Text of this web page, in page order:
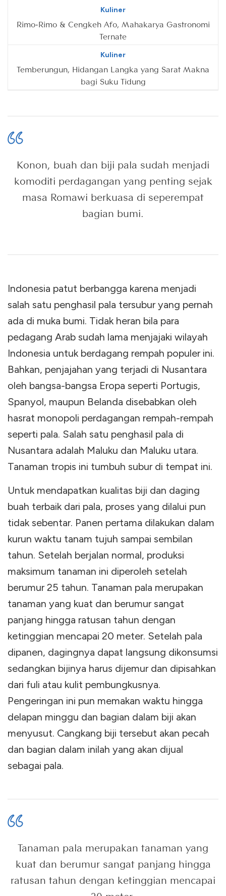
Kuliner
Rimo-Rimo & Cengkeh Afo, Mahakarya Gastronomi
Ternate
Kuliner
Temberungun, Hidangan Langka yang Sarat Makna
bagi Suku Tidung
Konon, buah dan biji pala sudah menjadi
komoditi perdagangan yang penting sejak
masa Romawi berkuasa di seperempat
bagian bumi.
Indonesia patut berbangga karena menjadi
salah satu penghasil pala tersubur yang pernah
ada di muka bumi. Tidak heran bila para
pedagang Arab sudah lama menjajaki wilayah
Indonesia untuk berdagang rempah populer ini.
Bahkan, penjajahan yang terjadi di Nusantara
oleh bangsa-bangsa Eropa seperti Portugis,
Spanyol, maupun Belanda disebabkan oleh
hasrat monopoli perdagangan rempah-rempah
seperti pala. Salah satu penghasil pala di
Nusantara adalah Maluku dan Maluku utara.
Tanaman tropis ini tumbuh subur di tempat ini.
Untuk mendapatkan kualitas biji dan daging
buah terbaik dari pala, proses yang dilalui pun
tidak sebentar. Panen pertama dilakukan dalam
kurun waktu tanam tujuh sampai sembilan
tahun. Setelah berjalan normal, produksi
maksimum tanaman ini diperoleh setelah
berumur 25 tahun. Tanaman pala merupakan
tanaman yang kuat dan berumur sangat
panjang hingga ratusan tahun dengan
ketinggian mencapai 20 meter. Setelah pala
dipanen, dagingnya dapat langsung dikonsumsi
sedangkan bijinya harus dijemur dan dipisahkan
dari fuli atau kulit pembungkusnya.
Pengeringan ini pun memakan waktu hingga
delapan minggu dan bagian dalam biji akan
menyusut. Cangkang biji tersebut akan pecah
dan bagian dalam inilah yang akan dijual
sebagai pala.
Tanaman pala merupakan tanaman yang
kuat dan berumur sangat panjang hingga
ratusan tahun dengan ketinggian mencapai